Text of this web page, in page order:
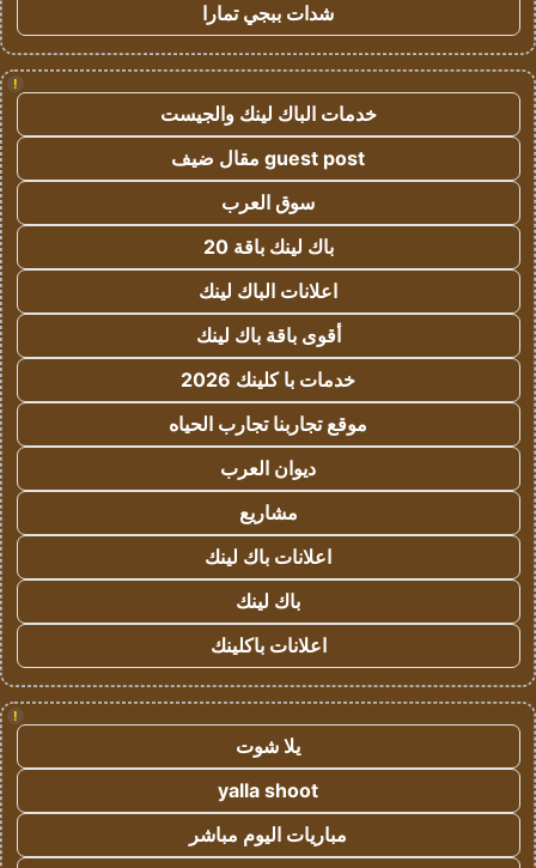
شدات ببجي تمارا
!
خدمات الباك لينك والجيست
guest post مقال ضيف
سوق العرب
باك لينك باقة 20
اعلانات الباك لينك
أقوى باقة باك لينك
خدمات با كلينك 2026
موقع تجاربنا تجارب الحياه
ديوان العرب
مشاريع
اعلانات باك لينك
باك لينك
اعلانات باكلينك
!
يلا شوت
yalla shoot
مباريات اليوم مباشر